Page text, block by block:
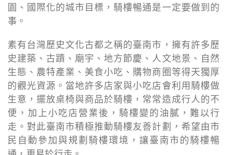
園、國際化的城市目標，騎樓暢通是一定要做到的
事。
素有台灣歷史文化古都之稱的臺南市，擁有許多歷
史建築、古蹟、廟宇、地方節慶、人文地景、自然
生態、農特產業、美食小吃、購物商圈等得天獨厚
的觀光資源。當地許多店家與小吃店會利用騎樓做
生意，擺放桌椅與商品於騎樓，常常造成行人的不
便，加上小吃店營業後，騎樓變的油膩，難以行
走。對此臺南市積極推動騎樓友善計劃，希望由市
民自動參加與規劃騎樓環境，讓臺南市的騎樓暢